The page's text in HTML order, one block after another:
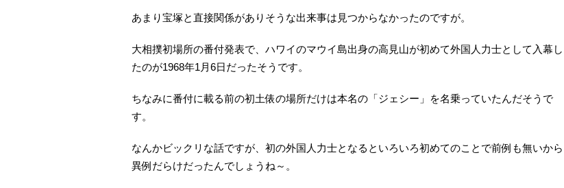
あまり宝塚と直接関係がありそうな出来事は見つからなかったのですが。
大相撲初場所の番付発表で、ハワイのマウイ島出身の高見山が初めて外国人力士として入幕し
たのが1968年1月6日だったそうです。
ちなみに番付に載る前の初土俵の場所だけは本名の「ジェシー」を名乗っていたんだそうで
す。
なんかビックリな話ですが、初の外国人力士となるといろいろ初めてのことで前例も無いから
異例だらけだったんでしょうね～。